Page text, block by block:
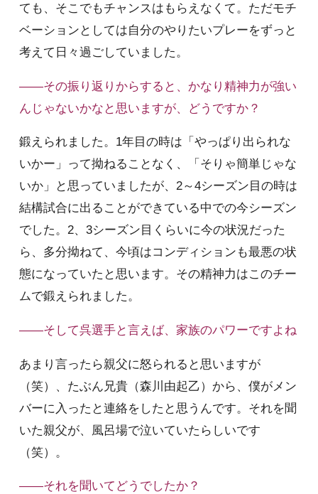
ても、そこでもチャンスはもらえなくて。ただモチ
ベーションとしては自分のやりたいプレーをずっと
考えて日々過ごしていました。
――その振り返りからすると、かなり精神力が強い
んじゃないかなと思いますが、どうですか？
鍛えられました。1年目の時は「やっぱり出られな
いかー」って拗ねることなく、「そりゃ簡単じゃな
いか」と思っていましたが、2～4シーズン目の時は
結構試合に出ることができている中での今シーズン
でした。2、3シーズン目くらいに今の状況だった
ら、多分拗ねて、今頃はコンディションも最悪の状
態になっていたと思います。その精神力はこのチー
ムで鍛えられました。
――そして呉選手と言えば、家族のパワーですよね
あまり言ったら親父に怒られると思いますが
（笑）、たぶん兄貴（森川由起乙）から、僕がメン
バーに入ったと連絡をしたと思うんです。それを聞
いた親父が、風呂場で泣いていたらしいです
（笑）。
――それを聞いてどうでしたか？